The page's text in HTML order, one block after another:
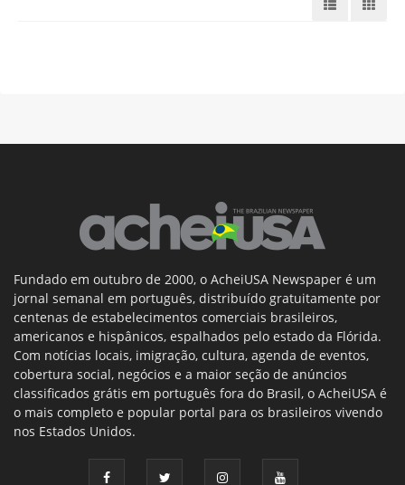
Fundado em outubro de 2000, o AcheiUSA Newspaper é um
jornal semanal em português, distribuído gratuitamente por
centenas de estabelecimentos comerciais brasileiros,
americanos e hispânicos, espalhados pelo estado da Flórida.
Com notícias locais, imigração, cultura, agenda de eventos,
cobertura social, negócios e a maior seção de anúncios
classificados grátis em português fora do Brasil, o AcheiUSA é
o mais completo e popular portal para os brasileiros vivendo
nos Estados Unidos.